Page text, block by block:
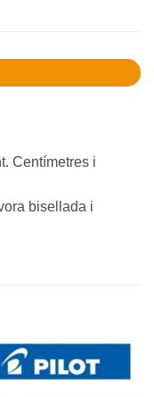
Centímetres i
bisellada i